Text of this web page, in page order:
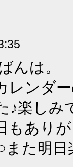
んは。
レンダ
♪楽しみ
もあり
また明